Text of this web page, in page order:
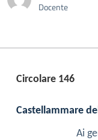
Docente
Circolare 146
Castellammare
Ai